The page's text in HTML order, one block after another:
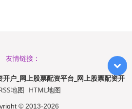
友情链接：
开户_网上股票配资平台_网上股票配资开
地图 HTML地图
© 2013-2026